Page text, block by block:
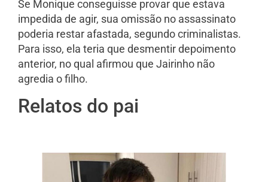
Se Monique conseguisse provar que estava
impedida de agir, sua omissão no assassinato
poderia restar afastada, segundo criminalistas.
Para isso, ela teria que desmentir depoimento
anterior, no qual afirmou que Jairinho não
agredia o filho.
Relatos do pai